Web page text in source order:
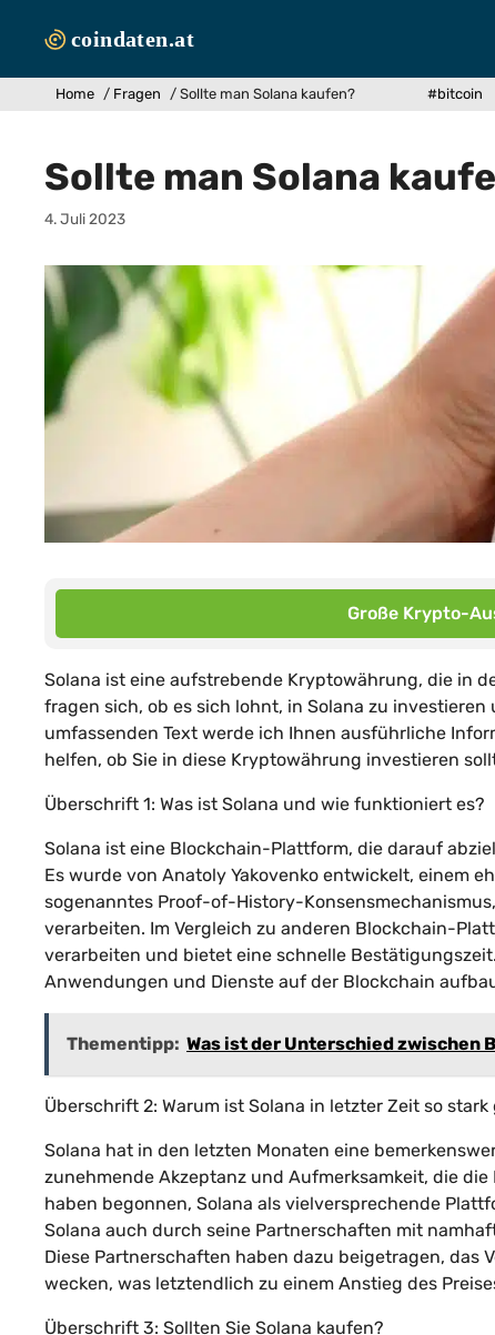
Inhalt
Home / Fragen / Sollte man Solana kaufen? #bitcoin
Sollte man Solana
4. Juli 2023
Große Krypto-
Solana ist eine aufstrebende Kryptowährung, die in
fragen sich, ob es sich lohnt, in Solana zu
umfassenden Text werde ich Ihnen ausführliche
helfen, ob Sie in diese Kryptowährung investieren
Überschrift 1: Was ist Solana und wie funktioniert es?
Solana ist eine Blockchain-Plattform, die darauf
Es wurde von Anatoly Yakovenko entwickelt, einem
sogenanntes Proof-of-History-
verarbeiten. Im Vergleich zu anderen Blockchain-
verarbeiten und bietet eine schnelle
Anwendungen und Dienste auf der Blockchain
Thementipp: Was ist der Unterschied zwischen
Überschrift 2: Warum ist Solana in letzter Zeit so stark
Solana hat in den letzten Monaten eine
zunehmende Akzeptanz und Aufmerksamkeit, die
haben begonnen, Solana als vielversprechende
Solana auch durch seine Partnerschaften mit
Diese Partnerschaften haben dazu beigetragen, das
wecken, was letztendlich zu einem Anstieg des
Überschrift 3: Sollten Sie Solana kaufen?